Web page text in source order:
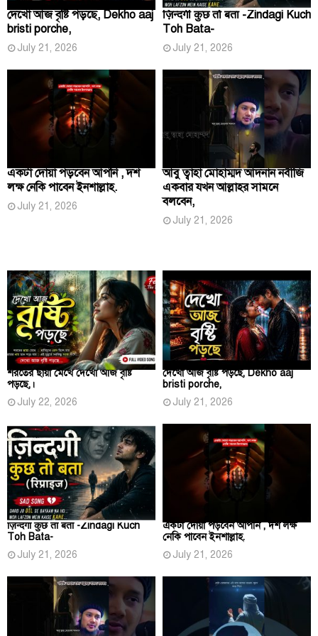
দেখো আজ বৃষ্টি পড়ছে, Dekho aaj
bristi porche,
July 21, 2026
ज़िन्दगी कुछ तो बता -Zindagi Kuch
Toh Bata-
July 21, 2026
একটা দোয়া পড়বেন আপনি , দশ
লক্ষ নেকি পাবেন ইনশাল্লাহ.
July 21, 2026
আবু ত্বাহা মোহাম্মদ আদনান নবীজি
একবার যখন আল্লাহর সামনে
বলবেন,
July 21, 2026
শরতের ছায়া মেখে দেখো আজ বৃষ্টি
পড়ছে,।
July 22, 2026
দেখো আজ বৃষ্টি পড়ছে, Dekho aaj
bristi porche,
July 21, 2026
ज़िन्दगी कुछ तो बता -Zindagi Kuch
Toh Bata-
July 21, 2026
একটা দোয়া পড়বেন আপনি , দশ লক্ষ
নেকি পাবেন ইনশাল্লাহ.
July 21, 2026